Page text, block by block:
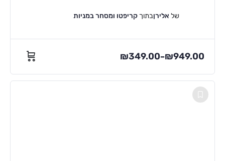
של אלירןבתוך קריפטו ומסחר במניות
₪349.00–₪949.00